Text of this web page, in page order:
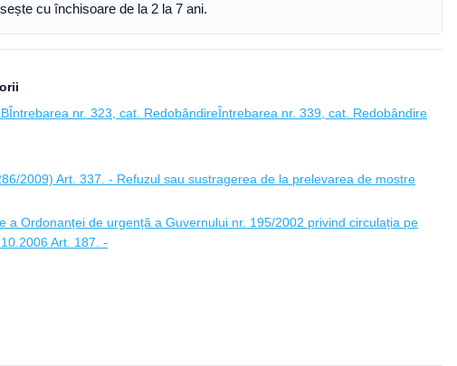
cu închisoare de la 2 la 7 ani.
Întrebarea nr. 323, cat. RedobândireÎntrebarea nr. 339, cat. Redobândire
2009) Art. 337. - Refuzul sau sustragerea de la prelevarea de mostre
a Ordonanței de urgență a Guvernului nr. 195/2002 privind circulația pe
Art. 187. -